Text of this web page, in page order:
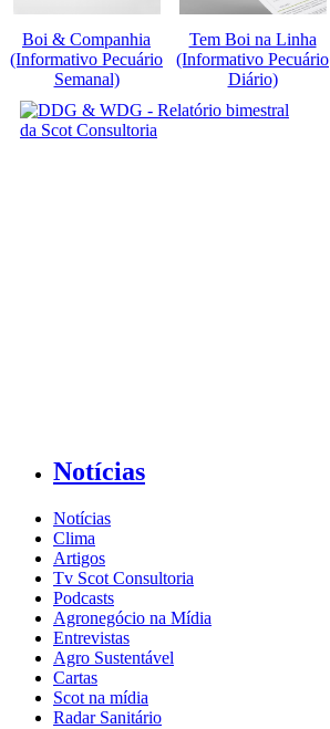
Boi & Companhia
(Informativo Pecuário
Semanal)
Tem Boi na Linha
(Informativo Pecuário
Diário)
Notícias
Notícias
Clima
Artigos
Tv Scot Consultoria
Podcasts
Agronegócio na Mídia
Entrevistas
Agro Sustentável
Cartas
Scot na mídia
Radar Sanitário